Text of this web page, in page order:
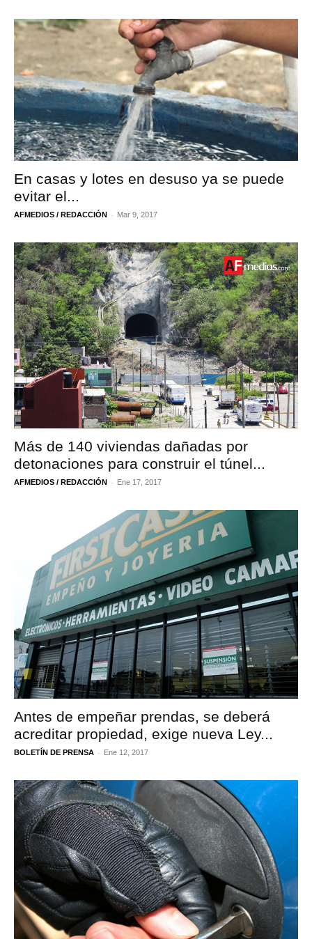
En casas y lotes en desuso ya se puede
evitar el...
AFMEDIOS / REDACCIÓN - Mar 9, 2017
Más de 140 viviendas dañadas por
detonaciones para construir el túnel...
AFMEDIOS / REDACCIÓN - Ene 17, 2017
Antes de empeñar prendas, se deberá
acreditar propiedad, exige nueva Ley...
BOLETÍN DE PRENSA - Ene 12, 2017